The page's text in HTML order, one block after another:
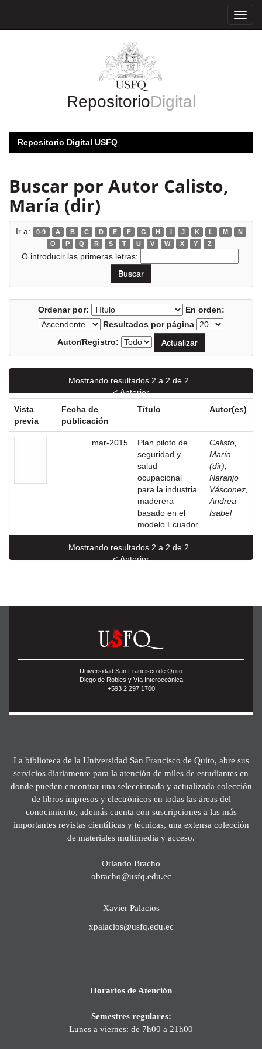
RepositorioDigital
Repositorio Digital USFQ
Buscar por Autor Calisto,
María (dir)
Ir a: 0-9 A B C D E F G H I J K L M
N
O
P Q R S T U V W X Y Z
O introducir las primeras letras:
Ordenar por:
En orden:
Resultados por página
Autor/Registro:
Mostrando resultados 2 a 2 de 2
< Anterior
Vista
previa
Fecha de
publicación
Título Autor(es)
mar-2015
Plan piloto de
seguridad y
salud
ocupacional
para la industria
maderera
basado en el
modelo Ecuador
Calisto,
María
(dir);
Naranjo
Vásconez,
Andrea
Isabel
Mostrando resultados 2 a 2 de 2
< Anterior
Universidad San Francisco de Quito
Diego de Robles y Vía Interoceánica
+593 2 297 1700
La biblioteca de la Universidad San Francisco de Quito, abre sus
servicios diariamente para la atención de miles de estudiantes en
donde pueden encontrar una seleccionada y actualizada colección
de libros impresos y electrónicos en todas las áreas del
conocimiento, además cuenta con suscripciones a las más
importantes revistas científicas y técnicas, una extensa colección
de materiales multimedia y acceso.
Orlando Bracho
obracho@usfq.edu.ec
Xavier Palacios
xpalacios@usfq.edu.ec
Horarios de Atención
Semestres regulares:
Lunes a viernes: de 7h00 a 21h00